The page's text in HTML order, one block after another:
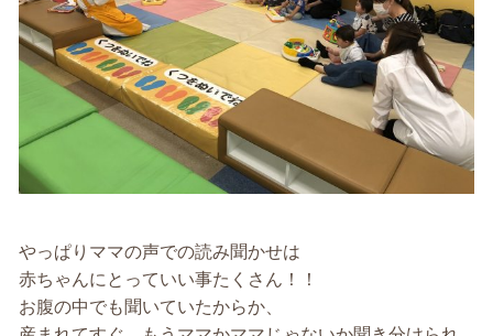
やっぱりママの声での読み聞かせは
赤ちゃんにとっていい事たくさん！！
お腹の中でも聞いていたからか、